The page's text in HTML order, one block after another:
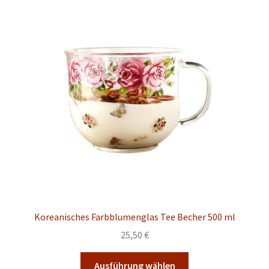
Koreanisches Farbblumenglas Tee Becher 500 ml
25,50 €
Ausführung wählen